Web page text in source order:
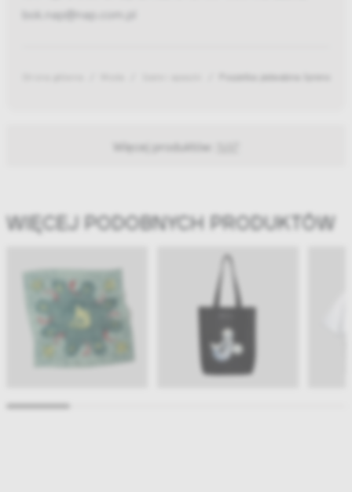
bok.nap@nap.com.pl
Więcej produktów:
WIĘCEJ PODOBNYCH PRODUKTÓW